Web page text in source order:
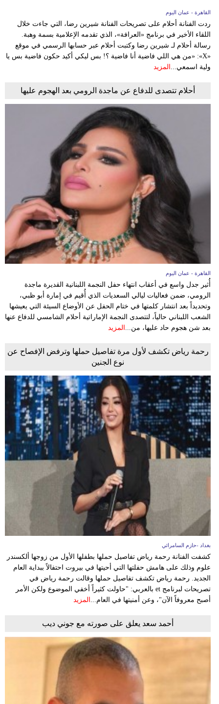
القاهرة - عمان اليوم
ردت الفنانة أحلام على تصريحات الفنانة شيرين رضا، التي جاءت خلال
اللقاء الأخير في برنامج «العرافة»، الذي تقدمه الإعلامية بسمة وهبة.
رسالة أحلام لـ شيرين رضا وكتبت أحلام عبر حسابها الرسمي في موقع
«X»: «من هي اللي فاضية أنا فاضية ؟! بس ليكي أكيد حكون فاضية بس يا
ولية اسمعي... المزيد
أحلام تتصدى للدفاع عن ماجدة الرومي بعد الهجوم عليها
القاهرة - عمان اليوم
أُثير جدل واسع في أعقاب انتهاء حفل النجمة اللبنانية القديرة ماجدة
الرومي، ضمن فعاليات ليالي السعديات الذي أُقيم في إمارة أبو ظبي،
وتحديداً بعد انتشار كلمتها في ختام الحفل عن الأوضاع السيئة التي يعيشها
الشعب اللبناني حالياً، لتتصدى النجمة الإماراتية أحلام الشامسي للدفاع عنها
بعد شن هجوم حاد عليها، من... المزيد
رحمة رياض تكشف لأول مرة تفاصيل حملها وترفض الإفصاح عن
نوع الجنين
بغداد -حازم السامرائي
كشفت الفنانة رحمة رياض تفاصيل حملها بطفلها الأول من زوجها ألكسندر
علوم وذلك على هامش حفلتها التي أحيتها في بيروت احتفالاً ببداية العام
الجديد. رحمة رياض تكشف تفاصيل حملها وقالت رحمة رياض في
تصريحات لبرنامج et بالعربي: "حاولت كثيراً أخفي الموضوع ولكن الأمر
أصبح معروفاً الآن"، وعن أمنيتها في العام...
المزيد
أحمد سعد يعلق على صورته مع جوني ديب